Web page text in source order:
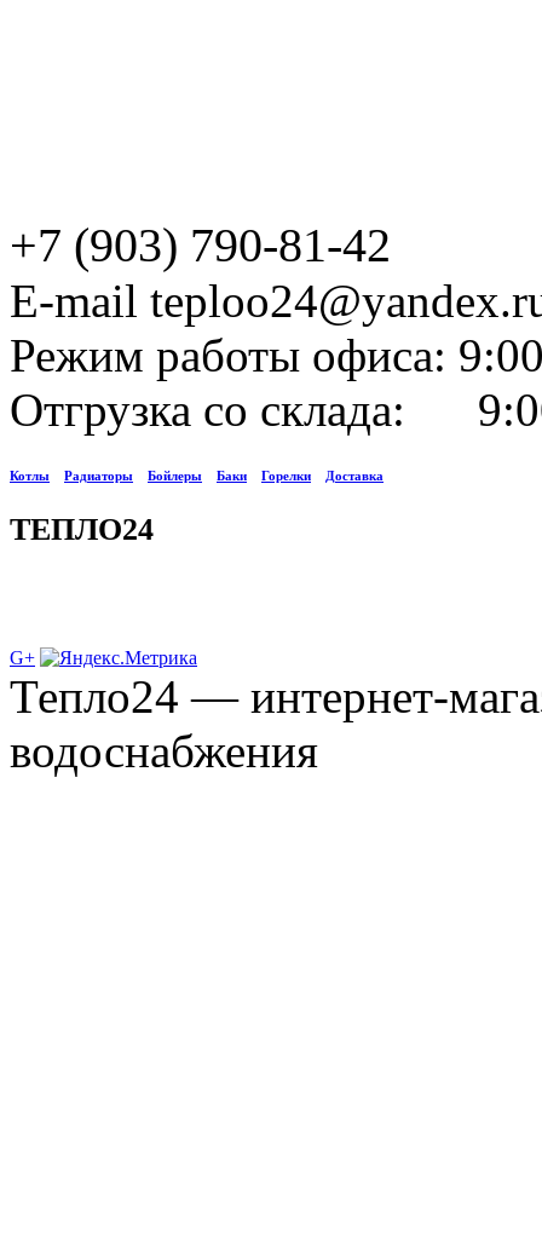
+7 (903) 790-81-42
E-mail
Режим работы офиса:
Отгрузка со склада:
Котлы Радиаторы Бойлеры Баки Горелки Доставка
ТЕПЛО24
G+
Тепло24 — интернет-
водоснабжения